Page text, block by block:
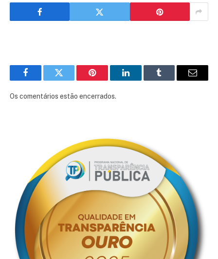
FacebookTwitter Pinterest LinkedInTumblr
E-
Os comentários estão encerrados.